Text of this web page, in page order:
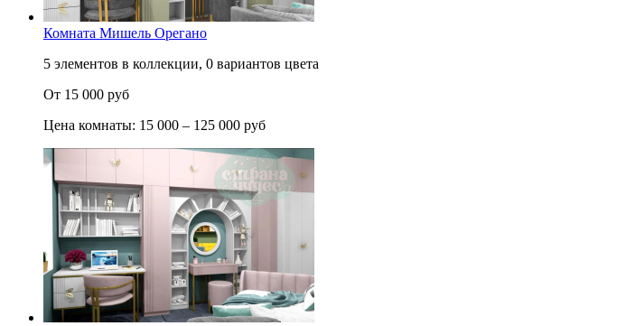
Комната Мишель Орегано
5 элементов в коллекции, 0 вариантов цвета
От 15 000 руб
Цена комнаты: 15 000 – 125 000 руб